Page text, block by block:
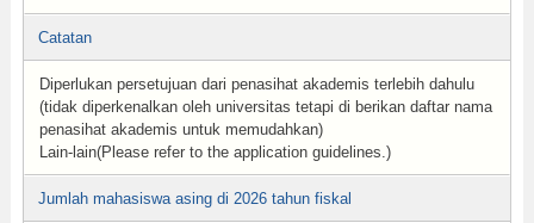
Catatan
Diperlukan persetujuan dari penasihat akademis terlebih dahulu
(tidak diperkenalkan oleh universitas tetapi di berikan daftar nama
penasihat akademis untuk memudahkan)
Lain-lain(Please refer to the application guidelines.)
Jumlah mahasiswa asing di 2026 tahun fiskal